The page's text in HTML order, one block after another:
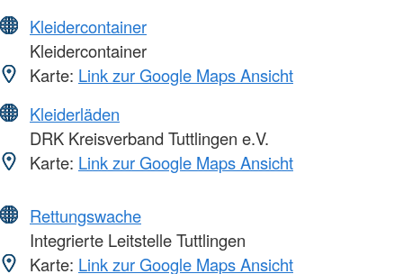
Kleidercontainer
Kleidercontainer
Karte: Link zur Google Maps Ansicht
Kleiderläden
DRK Kreisverband Tuttlingen e.V.
Karte: Link zur Google Maps Ansicht
Rettungswache
Integrierte Leitstelle Tuttlingen
Karte: Link zur Google Maps Ansicht